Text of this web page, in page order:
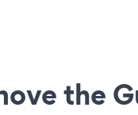
the